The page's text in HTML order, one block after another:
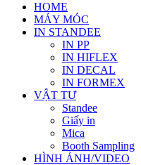
HOME
MÁY MÓC
IN STANDEE
IN PP
IN HIFLEX
IN DECAL
IN FORMEX
VẬT TƯ
Standee
Giấy in
Mica
Booth Sampling
HÌNH ẢNH/VIDEO